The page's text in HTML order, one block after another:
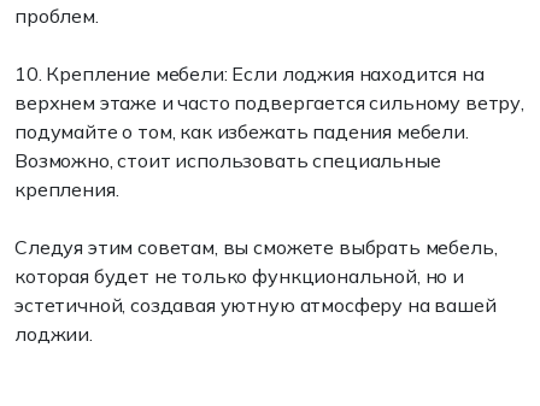
проблем.
10. Крепление мебели: Если лоджия находится на
верхнем этаже и часто подвергается сильному ветру,
подумайте о том, как избежать падения мебели.
Возможно, стоит использовать специальные
крепления.
Следуя этим советам, вы сможете выбрать мебель,
которая будет не только функциональной, но и
эстетичной, создавая уютную атмосферу на вашей
лоджии.